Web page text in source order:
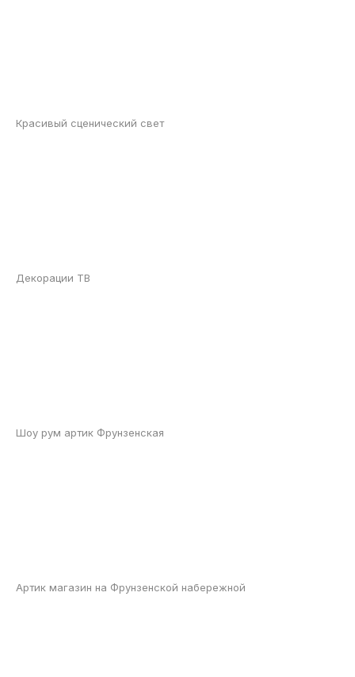
Красивый сценический свет
Декорации ТВ
Шоу рум артик Фрунзенская
Артик магазин на Фрунзенской набережной